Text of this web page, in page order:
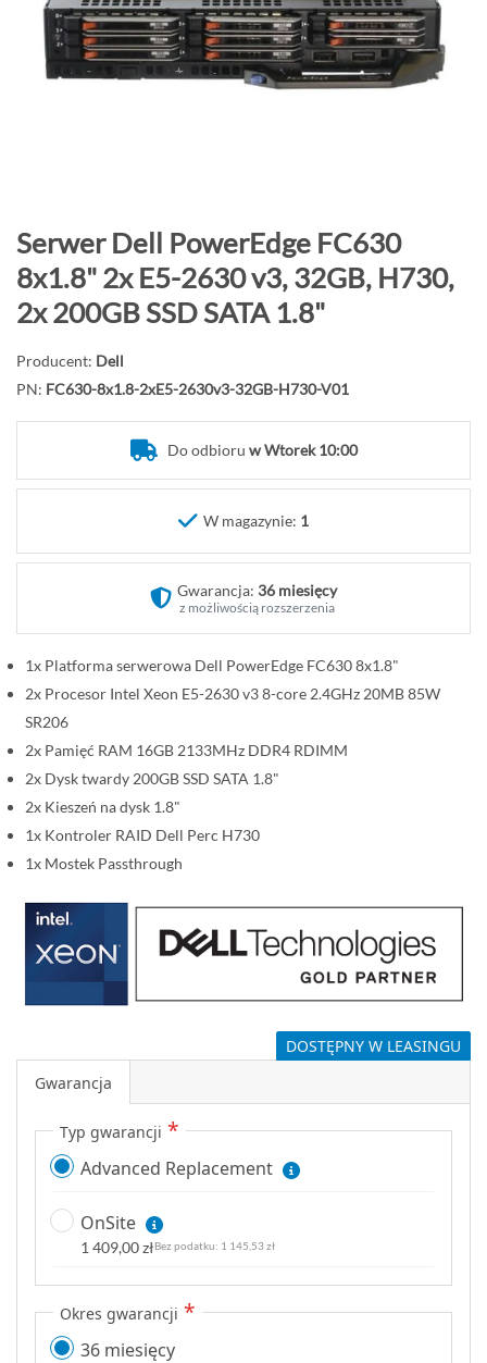
e
r
i
i
P
r
z
e
d
ź
n
z
e
Serwer Dell PowerEdge FC630
8x1.8" 2x E5-2630 v3, 32GB, H730,
2x 200GB SSD SATA 1.8"
Producent: Dell
PN: FC630-8x1.8-2xE5-2630v3-32GB-H730-V01
Do odbioru w Wtorek 10:00
W magazynie: 1
Gwarancja: 36 miesięcy
z możliwością rozszerzenia
1x Platforma serwerowa Dell PowerEdge FC630 8x1.8"
2x Procesor Intel Xeon E5-2630 v3 8-core 2.4GHz 20MB 85W
SR206
2x Pamięć RAM 16GB 2133MHz DDR4 RDIMM
2x Dysk twardy 200GB SSD SATA 1.8"
2x Kieszeń na dysk 1.8"
1x Kontroler RAID Dell Perc H730
1x Mostek Passthrough
DOSTĘPNY W LEASINGU
Gwarancja
Typ gwarancji
Advanced Replacement
OnSite
1 409,00 zł 1 145,53 zł
Okres gwarancji
36 miesięcy